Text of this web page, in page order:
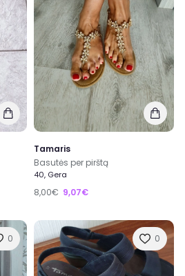
Tamaris
Basutės per pirštą
40, Gera
8,00€ 9,07€
0 0